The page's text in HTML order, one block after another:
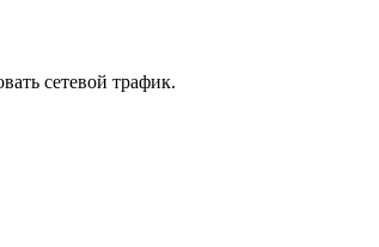
сетевой трафик.